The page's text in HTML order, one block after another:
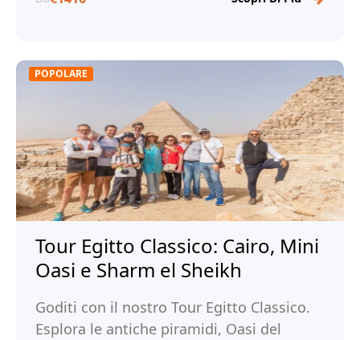
POPOLARE
Tour Egitto Classico: Cairo, Mini
Oasi e Sharm el Sheikh
Goditi con il nostro Tour Egitto Classico.
Esplora le antiche piramidi, Oasi del